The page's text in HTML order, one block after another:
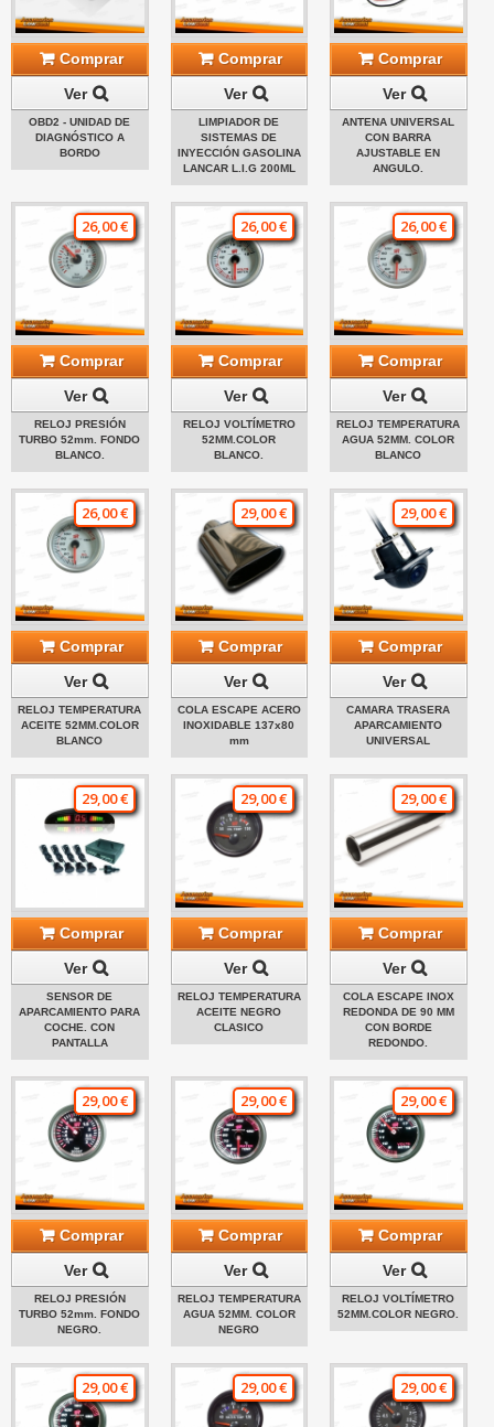
Comprar
Ver
OBD2 - UNIDAD DE
DIAGNÓSTICO A
BORDO
Comprar
Ver
LIMPIADOR DE
SISTEMAS DE
INYECCIÓN GASOLINA
LANCAR L.I.G 200ML
Comprar
Ver
ANTENA UNIVERSAL
CON BARRA
AJUSTABLE EN
ANGULO.
26,00 €
Comprar
Ver
RELOJ PRESIÓN
TURBO 52mm. FONDO
BLANCO.
26,00 €
Comprar
Ver
RELOJ VOLTÍMETRO
52MM.COLOR
BLANCO.
26,00 €
Comprar
Ver
RELOJ TEMPERATURA
AGUA 52MM. COLOR
BLANCO
26,00 €
Comprar
Ver
RELOJ TEMPERATURA
ACEITE 52MM.COLOR
BLANCO
29,00 €
Comprar
Ver
COLA ESCAPE ACERO
INOXIDABLE 137x80
mm
29,00 €
Comprar
Ver
CAMARA TRASERA
APARCAMIENTO
UNIVERSAL
29,00 €
Comprar
Ver
SENSOR DE
APARCAMIENTO PARA
COCHE. CON
PANTALLA
29,00 €
Comprar
Ver
RELOJ TEMPERATURA
ACEITE NEGRO
CLASICO
29,00 €
Comprar
Ver
COLA ESCAPE INOX
REDONDA DE 90 MM
CON BORDE
REDONDO.
29,00 €
Comprar
Ver
RELOJ PRESIÓN
TURBO 52mm. FONDO
NEGRO.
29,00 €
Comprar
Ver
RELOJ TEMPERATURA
AGUA 52MM. COLOR
NEGRO
29,00 €
Comprar
Ver
RELOJ VOLTÍMETRO
52MM.COLOR NEGRO.
29,00 € 29,00 € 29,00 €